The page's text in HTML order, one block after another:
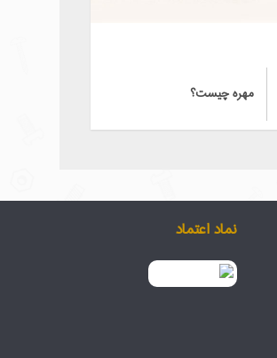
مهره چیست؟
نماد اعتماد